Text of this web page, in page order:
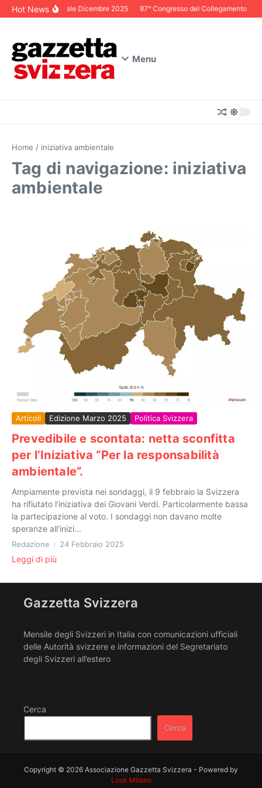
Salta al contenuto
Hot NewsEditoriale Dicembre 2025 87° Congresso del Collegamento
Menu
Home / iniziativa ambientale
Tag di navigazione: iniziativa
ambientale
Articoli Edizione Marzo 2025 Politica Svizzera
Prevedibile e scontata: netta sconfitta
per l’Iniziativa “Per la responsabilità
ambientale”.
Ampiamente prevista nei sondaggi, il 9 febbraio la Svizzera
ha rifiutato l’iniziativa dei Giovani Verdi. Particolarmente bassa
la partecipazione al voto. I sondaggi non davano molte
speranze all’inizi...
Redazione 24 Febbraio 2025
Leggi di più
Gazzetta Svizzera
Mensile degli Svizzeri in Italia con comunicazioni ufficiali
delle Autorità svizzere e informazioni del Segretariato
degli Svizzeri all’estero
Cerca
Cerca
Copyright © 2026 Associazione Gazzetta Svizzera - Powered by
Look Milano